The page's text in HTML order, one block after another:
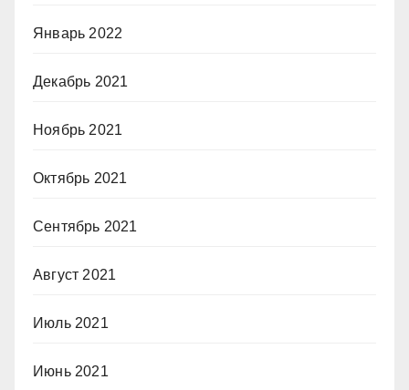
Январь 2022
Декабрь 2021
Ноябрь 2021
Октябрь 2021
Сентябрь 2021
Август 2021
Июль 2021
Июнь 2021